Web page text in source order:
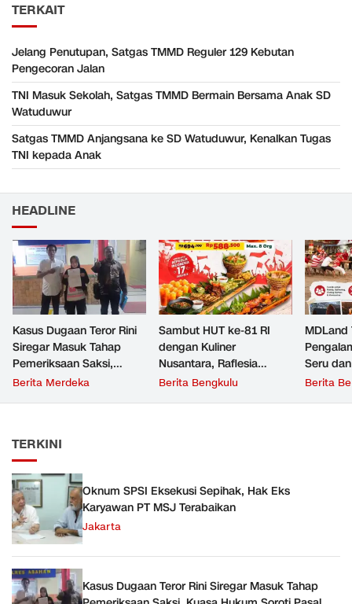
TERKAIT
Jelang Penutupan, Satgas TMMD Reguler 129 Kebutan
Pengecoran Jalan
TNI Masuk Sekolah, Satgas TMMD Bermain Bersama Anak SD
Watuduwur
Satgas TMMD Anjangsana ke SD Watuduwur, Kenalkan Tugas
TNI kepada Anak
HEADLINE
Kasus Dugaan Teror Rini
Siregar Masuk Tahap
Pemeriksaan Saksi,
Kuasa Hukum Soroti
Berita Merdeka
‎Sambut HUT ke-81 RI
dengan Kuliner
Nusantara, Raflesia
Beach Resto Hadirkan
Berita Bengkulu
‎MDLand
Seru
Cocok
Berita
TERKINI
Oknum SPSI Eksekusi Sepihak, Hak Eks
Karyawan PT MSJ Terabaikan
Jakarta
Kasus Dugaan Teror Rini Siregar Masuk Tahap